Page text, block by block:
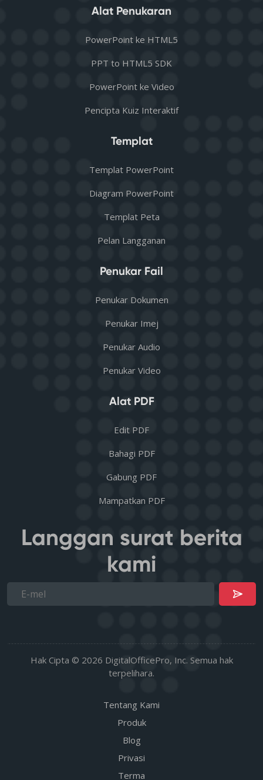
Alat Penukaran
PowerPoint ke HTML5
PPT to HTML5 SDK
PowerPoint ke Video
Pencipta Kuiz Interaktif
Templat
Templat PowerPoint
Diagram PowerPoint
Templat Peta
Pelan Langganan
Penukar Fail
Penukar Dokumen
Penukar Imej
Penukar Audio
Penukar Video
Alat PDF
Edit PDF
Bahagi PDF
Gabung PDF
Mampatkan PDF
Langgan surat berita
kami
Hak Cipta © 2026 DigitalOfficePro, Inc. Semua hak
terpelihara.
Tentang Kami
Produk
Blog
Privasi
Terma